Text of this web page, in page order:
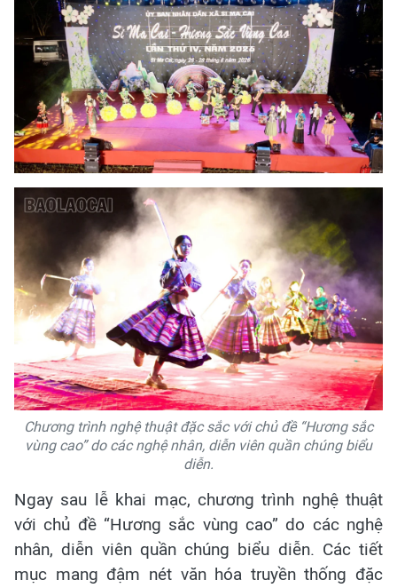
Chương trình nghệ thuật đặc sắc với chủ đề “Hương sắc
vùng cao” do các nghệ nhân, diễn viên quần chúng biểu
diễn.
Ngay sau lễ khai mạc, chương trình nghệ thuật
với chủ đề “Hương sắc vùng cao” do các nghệ
nhân, diễn viên quần chúng biểu diễn. Các tiết
mục mang đậm nét văn hóa truyền thống đặc